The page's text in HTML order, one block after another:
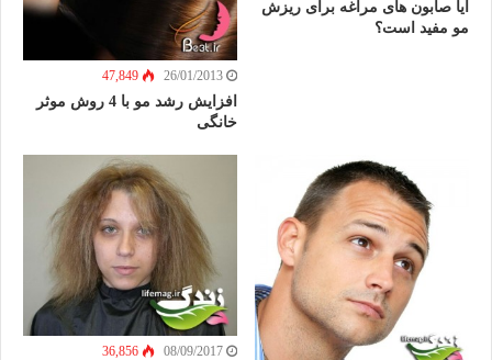
آیا صابون های مراغه برای ریزش
مو مفید است؟
26/01/2013
47,849
افزایش رشد مو با 4 روش موثر
خانگی
08/09/2017
36,856